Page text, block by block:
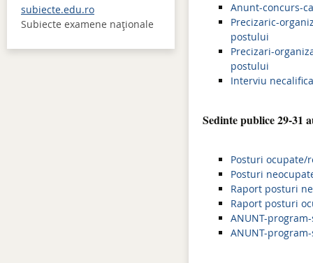
subiecte.edu.ro
Subiecte examene naţionale
Anunt-concurs-
Precizaric-
postului
Precizari-
postului
Interviu
Sedinte publice 29-31
Posturi ocupate/
Posturi
Raport posturi
Raport posturi
ANUNT-
ANUNT-